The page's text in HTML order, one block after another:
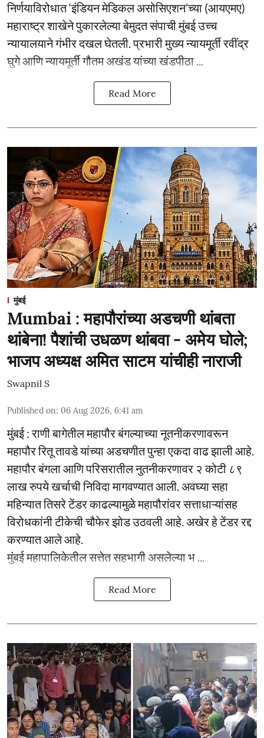
निर्णयाविरोधात ‘इंडियन मेडिकल असोसिएशन’च्या (आयएमए)
महाराष्ट्र शाखेने पुकारलेल्या बेमुदत संपाची मुंबई उच्च
न्यायालयाने गंभीर दखल घेतली. प्रभारी मुख्य न्यायमूर्ती रवींद्र
घुगे आणि न्यायमूर्ती गौतम अखंड यांच्या खंडपीठा ...
Read More
मुंबई
Mumbai : महापौरांच्या अडचणी थांबता
थांबेना! पैशांची उधळण थांबवा - अमेय घोले;
भाजप अध्यक्ष अमित साटम यांचीही नाराजी
Swapnil S
Published on: 06 Aug 2026, 6:41 am
मुंबई : राणी बागेतील महापौर बंगल्याच्या नूतनीकरणावरून
महापौर रितू तावडे यांच्या अडचणीत पुन्हा एकदा वाढ झाली आहे.
महापौर बंगला आणि परिसरातील नुतनीकरणावर २ कोटी ८९
लाख रुपये खर्चाची निविदा मागवण्यात आली. अवघ्या सहा
महिन्यात तिसरे टेंडर काढल्यामुळे महापौरांवर सत्ताधाऱ्यांसह
विरोधकांनी टीकेची चौफेर झोड उठवली आहे. अखेर हे टेंडर रद्द
करण्यात आले आहे.
मुंबई महापालिकेतील सत्तेत सहभागी असलेल्या भ ...
Read More